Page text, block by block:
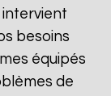
besoins
équipés
de